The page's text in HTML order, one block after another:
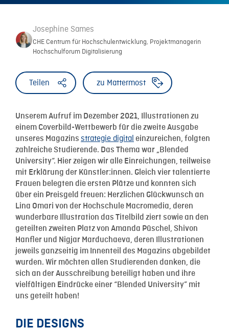
Josephine Sames
CHE Centrum für Hochschulentwicklung, Projektmanagerin
Hochschulforum Digitalisierung
Teilen zu Mattermost
Unserem Aufruf im Dezember 2021, Illustrationen zu
einem Coverbild-Wettbewerb für die zweite Ausgabe
unseres Magazins strategie digital einzureichen, folgten
zahlreiche Studierende. Das Thema war „Blended
University“. Hier zeigen wir alle Einreichungen, teilweise
mit Erklärung der Künstler:innen. Gleich vier talentierte
Frauen belegten die ersten Plätze und konnten sich
über ein Preisgeld freuen: Herzlichen Glückwunsch an
Lina Omari von der Hochschule Macromedia, deren
wunderbare Illustration das Titelbild ziert sowie an den
geteilten zweiten Platz von Amanda Püschel, Shivon
Hanfler und Nigjar Marduchaeva, deren Illustrationen
jeweils ganzseitig im Innenteil des Magazins abgebildet
wurden. Wir möchten allen Studierenden danken, die
sich an der Ausschreibung beteiligt haben und ihre
vielfältigen Eindrücke einer “Blended University” mit
uns geteilt haben!
DIE DESIGNS